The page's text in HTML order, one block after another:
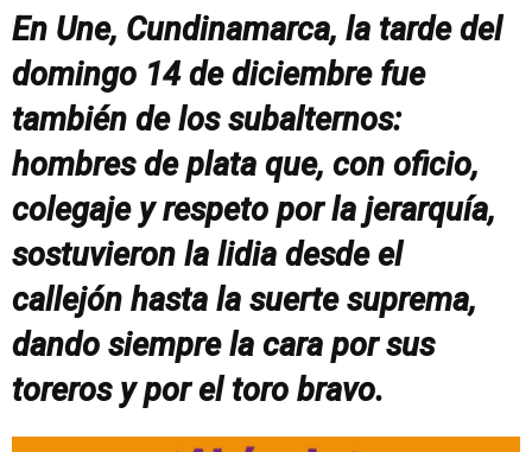
En Une, Cundinamarca, la tarde del
domingo 14 de diciembre fue
también de los subalternos:
hombres de plata que, con oficio,
colegaje y respeto por la jerarquía,
sostuvieron la lidia desde el
callejón hasta la suerte suprema,
dando siempre la cara por sus
toreros y por el toro bravo.